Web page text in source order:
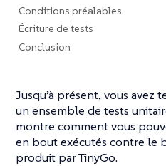
Conditions préalables
Écriture de tests
Conclusion
Jusqu’à présent, vous avez
un ensemble de tests
montre comment vous
en bout exécutés contre le
produit par TinyGo.